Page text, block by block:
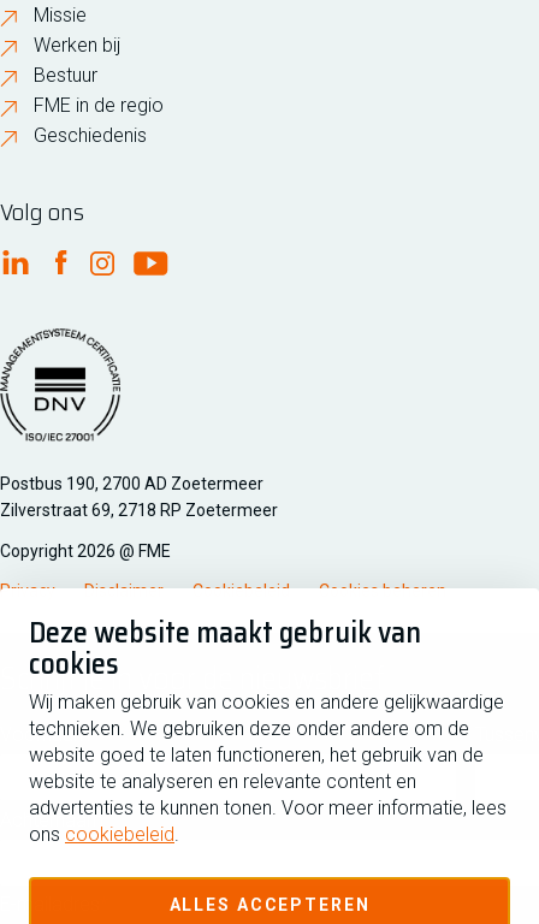
Deze website maakt gebruik van
cookies
Wij maken gebruik van cookies en andere gelijkwaardige
technieken. We gebruiken deze onder andere om de
website goed te laten functioneren, het gebruik van de
website te analyseren en relevante content en
advertenties te kunnen tonen. Voor meer informatie, lees
ons cookiebeleid.
ALLES ACCEPTEREN
Missie
Werken bij
Bestuur
FME in de regio
Geschiedenis
Volg ons
FME Linkedin
FME Facebook
FME Instagram
FME Youtube
Managementsyteem certificatie DNV iso/iec 27001
Postbus 190, 2700 AD Zoetermeer
Zilverstraat 69, 2718 RP Zoetermeer
Copyright 2026 @ FME
Privacy Disclaimer Cookiebeleid Cookies beheren
Schrijf je in voor de nieuwsbrief
Voornaam
Achternaam